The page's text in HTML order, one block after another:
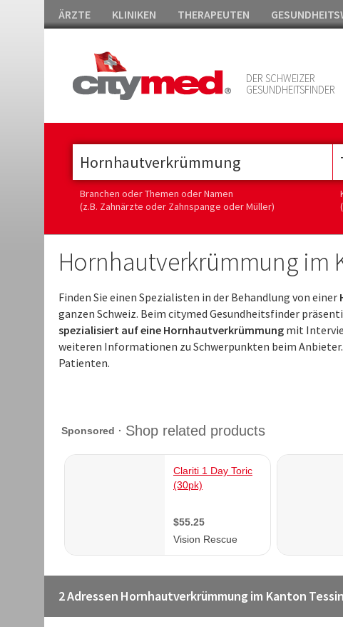
ÄRZTE KLINIKEN THERAPEUTEN
DER SCHWEIZER
GESUNDHEITSFINDER
Branchen oder Themen oder Namen
(z.B. Zahnärzte oder Zahnspange oder Müller)
Hornhautverkrümmung im
Finden Sie einen Spezialisten in der Behandlung von einer
ganzen Schweiz. Beim citymed Gesundheitsfinder
spezialisiert auf eine Hornhautverkrümmung mit
weiteren Informationen zu Schwerpunkten beim
Patienten.
2 Adressen Hornhautverkrümmung im Kanton Tessin